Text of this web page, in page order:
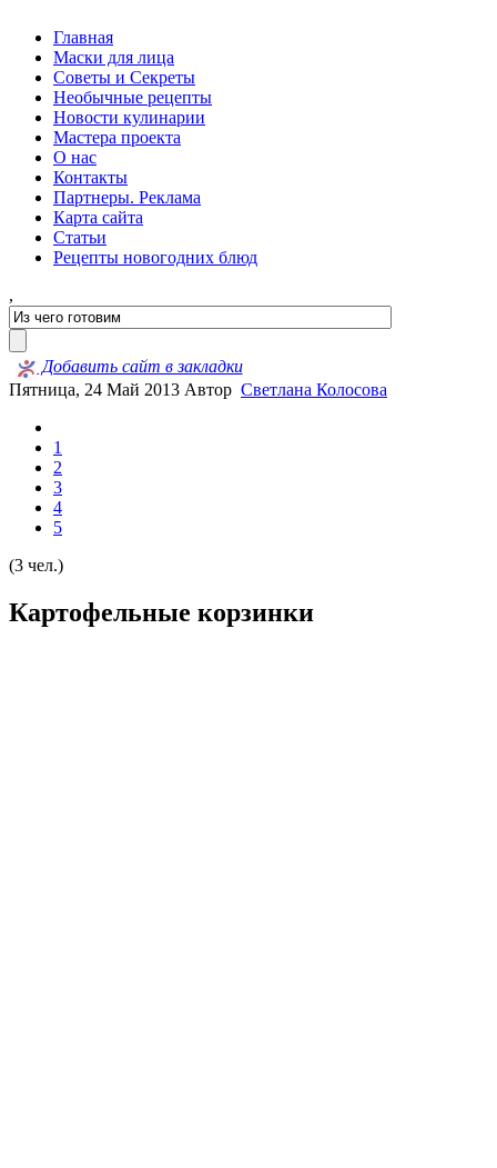
Главная
Маски для лица
Советы и Секреты
Необычные рецепты
Новости кулинарии
Мастера проекта
О нас
Контакты
Партнеры. Реклама
Карта сайта
Статьи
Рецепты новогодних блюд
,
Добавить сайт в закладки
Пятница, 24 Май 2013 Автор Светлана Колосова
1
2
3
4
5
(3 чел.)
Картофельные корзинки